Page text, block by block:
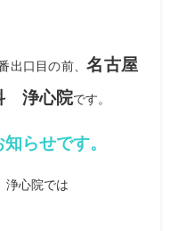
出口目の前、名古屋
浄心院です。
らせです。
心院では